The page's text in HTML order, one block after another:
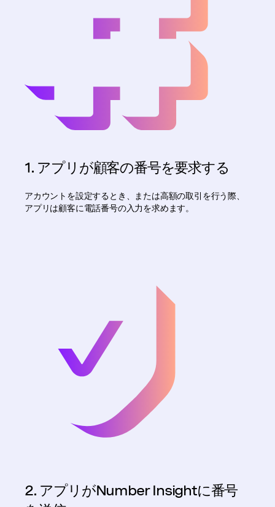
1. アプリが顧客の番号を要求する
アカウントを設定するとき、または高額の取引を行う際、
アプリは顧客に電話番号の入力を求めます。
2. アプリがNumber Insightに番号